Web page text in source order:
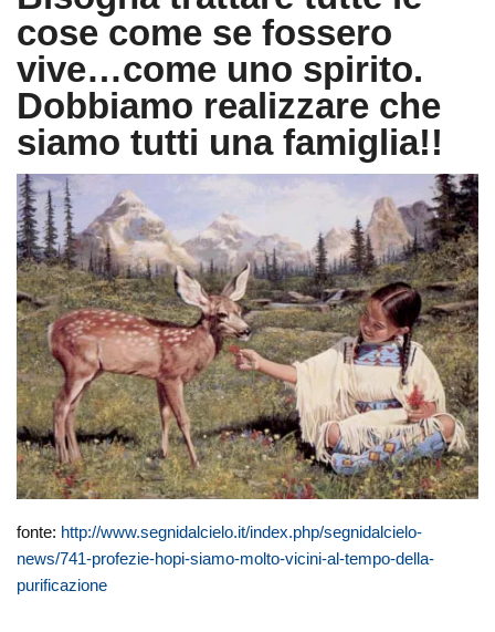
cose come se fossero
vive…come uno spirito.
Dobbiamo realizzare che
siamo tutti una famiglia!!
fonte: http://www.segnidalcielo.it/index.php/segnidalcielo-
news/741-profezie-hopi-siamo-molto-vicini-al-tempo-della-
purificazione